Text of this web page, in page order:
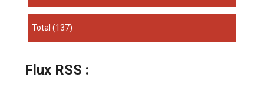
total(137)
Flux RSS :